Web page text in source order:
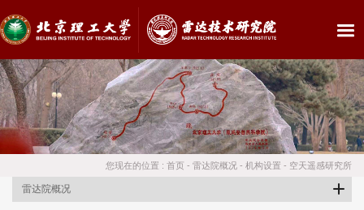
您现在的位置 : 首页 - 雷达院概况- 机构设置 - 空天遥感研究所
雷达院概况